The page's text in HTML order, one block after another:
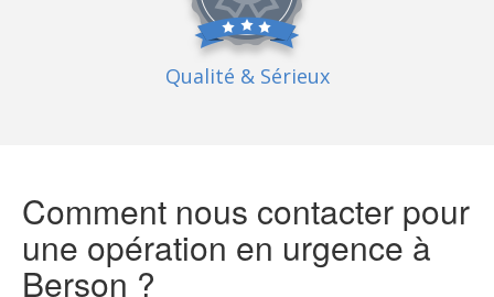
Qualité & Sérieux
Comment nous contacter pour
une opération en urgence à
Berson ?